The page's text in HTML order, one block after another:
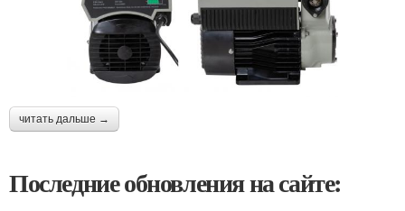
читать дальше →
Последние обновления на сайте: